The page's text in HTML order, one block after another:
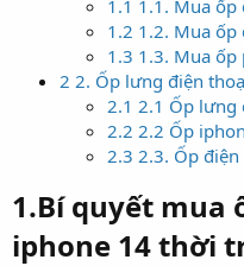
1.1 1.1. Mua
1.2 1.2. Mua
1.3 1.3. Mua ốp
2 2. Ốp lưng điện
2.1 2.1 Ốp lưng
2.2 2.2 Ốp
2.3 2.3. Ốp
1.Bí quyết mua
iphone 14 thời